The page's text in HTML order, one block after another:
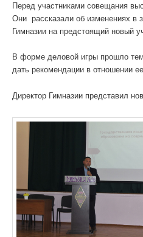
Перед участниками совещания
Они рассказали об изменениях в
Гимназии на предстоящий новый
В форме деловой игры прошло
дать рекомендации в отношении
Директор Гимназии представил